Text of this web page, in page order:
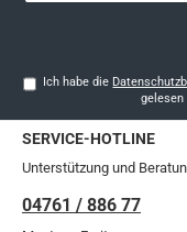
Ich habe die
gelesen
SERVICE-HOTLINE
Unterstützung und
04761 / 886 77